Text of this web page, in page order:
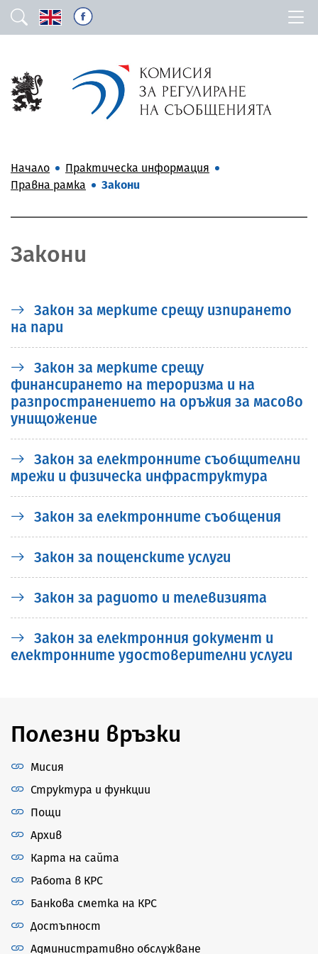
Начало
Практическа информация
Правна рамка
Закони
Закони
Закон за мерките срещу изпирането
на пари
Закон за мерките срещу
финансирането на тероризма и на
разпространението на оръжия за масово
унищожение
Закон за електронните съобщителни
мрежи и физическа инфраструктура
Закон за електронните съобщения
Закон за пощенските услуги
Закон за радиото и телевизията
Закон за електронния документ и
електронните удостоверителни услуги
Полезни връзки
Мисия
Структура и функции
Пощи
Архив
Карта на сайта
Работа в КРС
Банкова сметка на КРС
Достъпност
Административно обслужване